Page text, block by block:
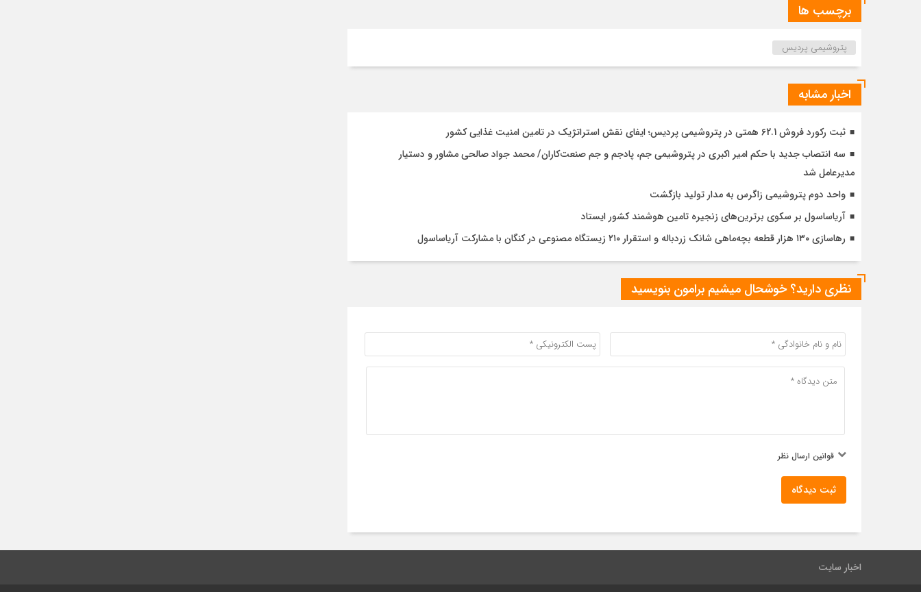
برچسب ها
پتروشیمی پردیس
اخبار مشابه
ثبت رکورد فروش 62.1 همتی در پتروشیمی پردیس؛ ایفای نقش استراتژیک در تامین امنیت غذایی کشور
سه انتصاب جدید با حکم امیر اکبری در پتروشیمی جم، پادجم و جم صنعت‌کاران/ محمد جواد صالحی مشاور و دستیار
مدیرعامل شد
واحد دوم پتروشیمی زاگرس به مدار تولید بازگشت
آریاساسول بر سکوی برترین‌های زنجیره تامین هوشمند کشور ایستاد
رهاسازی ۱۳۰ هزار قطعه بچه‌ماهی شانک زردباله و استقرار ۲۱۰ زیستگاه مصنوعی در کنگان با مشارکت آریاساسول
نظری دارید؟ خوشحال میشیم برامون بنویسید
قوانین ارسال نظر
ثبت دیدگاه
اخبار سایت